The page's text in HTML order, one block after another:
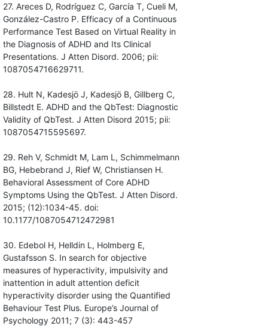
27. Areces D, Rodríguez C, García T, Cueli M,
González-Castro P. Efficacy of a Continuous
Performance Test Based on Virtual Reality in
the Diagnosis of ADHD and Its Clinical
Presentations. J Atten Disord. 2006; pii:
1087054716629711.
28. Hult N, Kadesjö J, Kadesjö B, Gillberg C,
Billstedt E. ADHD and the QbTest: Diagnostic
Validity of QbTest. J Atten Disord 2015; pii:
1087054715595697.
29. Reh V, Schmidt M, Lam L, Schimmelmann
BG, Hebebrand J, Rief W, Christiansen H.
Behavioral Assessment of Core ADHD
Symptoms Using the QbTest. J Atten Disord.
2015; (12):1034-45. doi:
10.1177/1087054712472981
30. Edebol H, Helldin L, Holmberg E,
Gustafsson S. In search for objective
measures of hyperactivity, impulsivity and
inattention in adult attention deficit
hyperactivity disorder using the Quantified
Behaviour Test Plus. Europe’s Journal of
Psychology 2011; 7 (3): 443-457